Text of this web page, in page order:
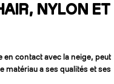
NYLON ET
en contact avec la neige, peut
matériau a ses qualités et ses